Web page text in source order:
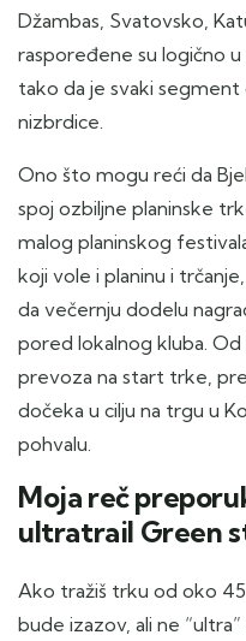
Džambas, Svatovsko,
raspoređene su logično
tako da je svaki
nizbrdice.
Ono što mogu reći da
spoj ozbiljne planinske
malog planinskog
koji vole i planinu i
da večernju dodelu
pored lokalnog kluba. Od
prevoza na start trke,
dočeka u cilju na trgu u
pohvalu.
Moja reč
ultratrail Green
Ako tražiš trku od oko
bude izazov, ali ne